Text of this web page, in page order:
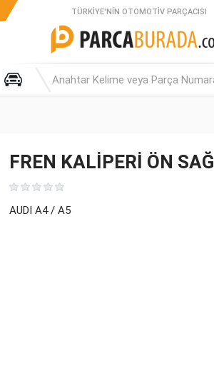
TÜRKIYE'NIN OTOMOTIV PARÇACISI
FREN KALİPERİ ÖN SAĞ
AUDI A4 / A5